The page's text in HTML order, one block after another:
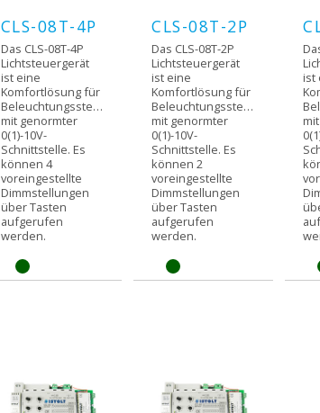
CLS-08T-4P
Das CLS-08T-4P
Lichtsteuergerät
ist eine
Komfortlösung für
Beleuchtungssteuerungen
mit genormter
0(1)-10V-
Schnittstelle. Es
können 4
voreingestellte
Dimmstellungen
über Tasten
aufgerufen
werden.
CLS-08T-2P
Das CLS-08T-2P
Lichtsteuergerät
ist eine
Komfortlösung für
Beleuchtungssteuerungen
mit genormter
0(1)-10V-
Schnittstelle. Es
können 2
voreingestellte
Dimmstellungen
über Tasten
aufgerufen
werden.
ist